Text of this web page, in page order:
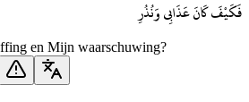
فَكَيْفَ كَانَ عَذَابِى وَنُذُرِ
en Mijn waarschuwing?